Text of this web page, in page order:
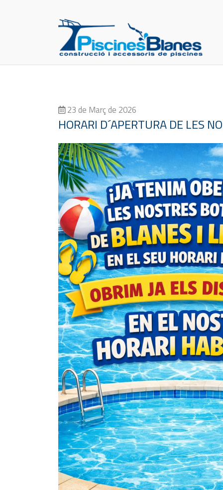
23 de Març de 2026
HORARI D´APERTURA DE LES